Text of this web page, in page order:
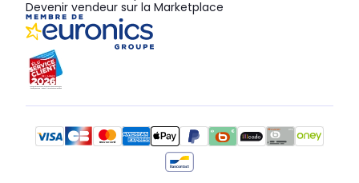
Devenir vendeur sur la Marketplace